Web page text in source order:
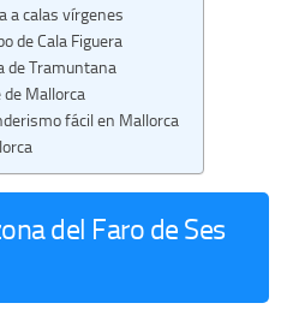
a calas vírgenes
de Cala Figuera
de Tramuntana
Mallorca
fácil en Mallorca
del Faro de Ses